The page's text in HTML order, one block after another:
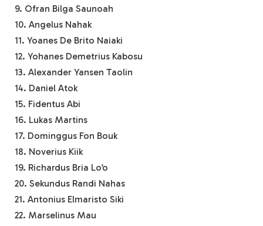
9. Ofran Bilga Saunoah
10. Angelus Nahak
11. Yoanes De Brito Naiaki
12. Yohanes Demetrius Kabosu
13. Alexander Yansen Taolin
14. Daniel Atok
15. Fidentus Abi
16. Lukas Martins
17. Dominggus Fon Bouk
18. Noverius Kiik
19. Richardus Bria Lo’o
20. Sekundus Randi Nahas
21. Antonius Elmaristo Siki
22. Marselinus Mau